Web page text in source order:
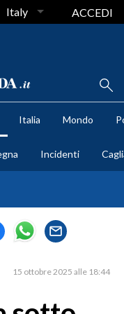
Italy ACCEDI
Italia Mondo
Incidenti
15 ottobre 2025 alle 18:44